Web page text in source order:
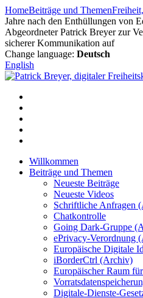
Zum
Inhalt
springen
HomeBeiträge und Themen
Jahre nach den Enthüllungen von
Abgeordneter Patrick Breyer zur
sicherer Kommunikation auf
Change language: Deutsch
English
Willkommen
Beiträge und Themen
Neueste Beiträge
Neueste Videos
Schriftliche Anfragen
Chatkontrolle
Going Dark-Gruppe
ePrivacy-Verordnung
Europäische Digitale
iBorderCtrl (Archiv)
Europäischer Raum
Digitale-Dienste-